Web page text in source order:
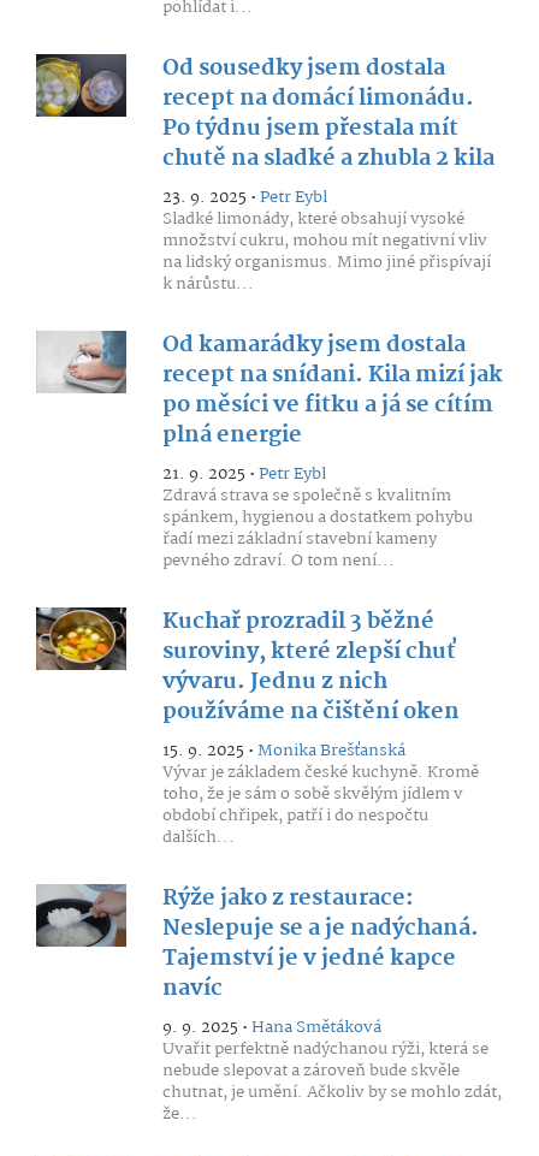
pohlídat i...
Od sousedky jsem dostala
recept na domácí limonádu.
Po týdnu jsem přestala mít
chutě na sladké a zhubla 2 kila
23. 9. 2025 •Petr Eybl
Sladké limonády, které obsahují vysoké
množství cukru, mohou mít negativní vliv
na lidský organismus. Mimo jiné přispívají
k nárůstu...
Od kamarádky jsem dostala
recept na snídani. Kila mizí jak
po měsíci ve fitku a já se cítím
plná energie
21. 9. 2025 •Petr Eybl
Zdravá strava se společně s kvalitním
spánkem, hygienou a dostatkem pohybu
řadí mezi základní stavební kameny
pevného zdraví. O tom není...
Kuchař prozradil 3 běžné
suroviny, které zlepší chuť
vývaru. Jednu z nich
používáme na čištění oken
15. 9. 2025 •Monika Brešťanská
Vývar je základem české kuchyně. Kromě
toho, že je sám o sobě skvělým jídlem v
období chřipek, patří i do nespočtu
dalších...
Rýže jako z restaurace:
Neslepuje se a je nadýchaná.
Tajemství je v jedné kapce
navíc
9. 9. 2025 •Hana Smětáková
Uvařit perfektně nadýchanou rýži, která se
nebude slepovat a zároveň bude skvěle
chutnat, je umění. Ačkoliv by se mohlo zdát,
že...